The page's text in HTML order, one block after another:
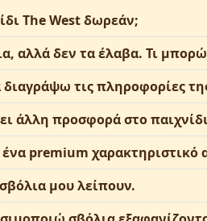
The West δωρεάν;
αλλά δεν τα έλαβα. Τι
τις πληροφορίες
άλλη προσφορά στο
premium χαρακτηριστικό
μου λείπουν.